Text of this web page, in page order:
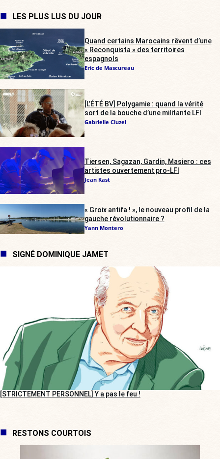
LES PLUS LUS DU JOUR
Quand certains Marocains rêvent d’une
« Reconquista » des territoires
espagnols
Eric de Mascureau
[L’ÉTÉ BV] Polygamie : quand la vérité
sort de la bouche d’une militante LFI
Gabrielle Cluzel
Tiersen, Sagazan, Gardin, Masiero : ces
artistes ouvertement pro-LFI
Jean Kast
« Groix antifa ! », le nouveau profil de la
gauche révolutionnaire ?
Yann Montero
SIGNÉ DOMINIQUE JAMET
[STRICTEMENT PERSONNEL] Y a pas le feu !
RESTONS COURTOIS